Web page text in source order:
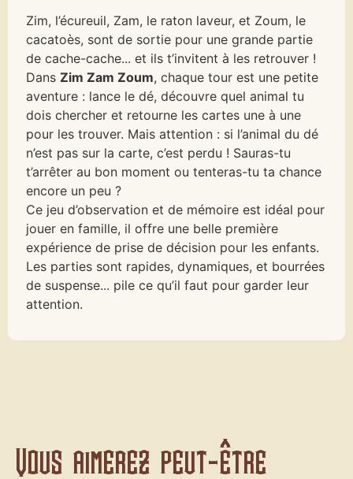
Zim, l’écureuil, Zam, le raton laveur, et Zoum, le
cacatoès, sont de sortie pour une grande partie
de cache-cache... et ils t’invitent à les retrouver !
DansZim Zam Zoum, chaque tour est une petite
aventure : lance le dé, découvre quel animal tu
dois chercher et retourne les cartes une à une
pour les trouver. Mais attention : si l’animal du dé
n’est pas sur la carte, c’est perdu ! Sauras-tu
t’arrêter au bon moment ou tenteras-tu ta chance
encore un peu ?
Ce jeu d’observation et de mémoire est idéal pour
jouer en famille, il offre une belle première
expérience de prise de décision pour les enfants.
Les parties sont rapides, dynamiques, et bourrées
de suspense... pile ce qu’il faut pour garder leur
attention.
Vous aimerez peut-être